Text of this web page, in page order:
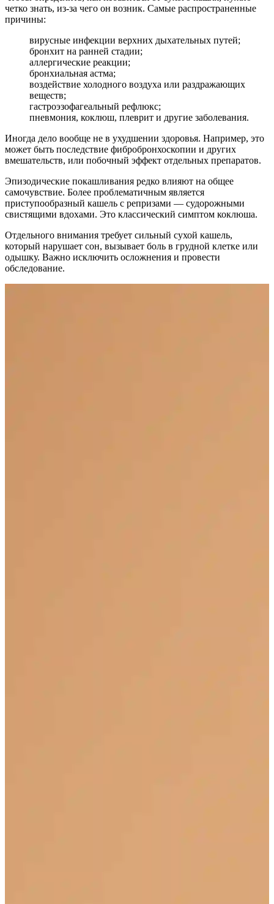
четко знать, из-за чего он возник. Самые распространенные
причины:
вирусные инфекции верхних дыхательных путей;
бронхит на ранней стадии;
аллергические реакции;
бронхиальная астма;
воздействие холодного воздуха или раздражающих
веществ;
гастроэзофагеальный рефлюкс;
пневмония, коклюш, плеврит и другие заболевания.
Иногда дело вообще не в ухудшении здоровья. Например, это
может быть последствие фибробронхоскопии и других
вмешательств, или побочный эффект отдельных препаратов.
Эпизодические покашливания редко влияют на общее
самочувствие. Более проблематичным является
приступообразный кашель с репризами — судорожными
свистящими вдохами. Это классический симптом коклюша.
Отдельного внимания требует сильный сухой кашель,
который нарушает сон, вызывает боль в грудной клетке или
одышку. Важно исключить осложнения и провести
обследование.